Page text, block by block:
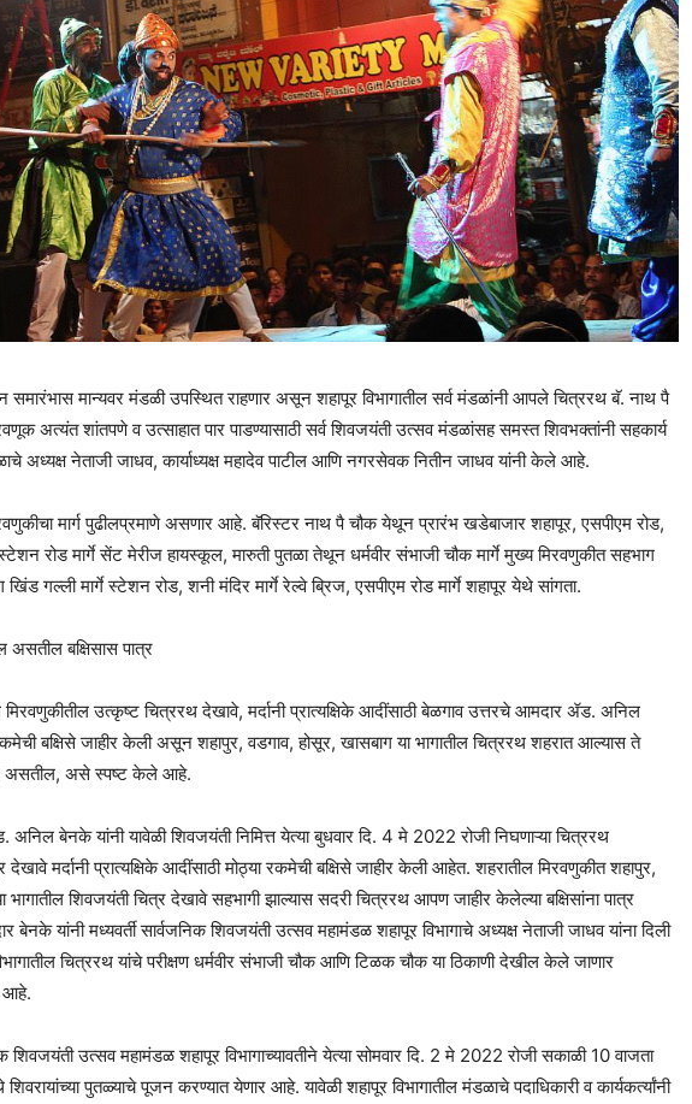
मान्यवर मंडळी उपस्थित राहणार असून शहापूर विभागातील सर्व मंडळांनी आपले चित्ररथ बॅ. नाथ पै
अत्यंत शांतपणे व उत्साहात पार पाडण्यासाठी सर्व शिवजयंती उत्सव मंडळांसह समस्त शिवभक्तांनी सहकार्य
अध्यक्ष नेताजी जाधव, कार्याध्यक्ष महादेव पाटील आणि नगरसेवक नितीन जाधव यांनी केले आहे.
मार्ग पुढीलप्रमाणे असणार आहे. बॅरिस्टर नाथ पै चौक येथून प्रारंभ खडेबाजार शहापूर, एसपीएम रोड,
रोड मार्गे सेंट मेरीज हायस्कूल, मारुती पुतळा तेथून धर्मवीर संभाजी चौक मार्गे मुख्य मिरवणुकीत सहभाग
खिंड गल्ली मार्गे स्टेशन रोड, शनी मंदिर मार्गे रेल्वे ब्रिज, एसपीएम रोड मार्गे शहापूर येथे सांगता.
असतील बक्षिसास पात्र
मिरवणुकीतील उत्कृष्ट चित्ररथ देखावे, मर्दानी प्रात्यक्षिके आदींसाठी बेळगाव उत्तरचे आमदार ॲड. अनिल
बक्षिसे जाहीर केली असून शहापुर, वडगाव, होसूर, खासबाग या भागातील चित्ररथ शहरात आल्यास ते
असतील, असे स्पष्ट केले आहे.
बेनके यांनी यावेळी शिवजयंती निमित्त येत्या बुधवार दि. 4 मे 2022 रोजी निघणाऱ्या चित्ररथ
मर्दानी प्रात्यक्षिके आदींसाठी मोठ्या रकमेची बक्षिसे जाहीर केली आहेत. शहरातील मिरवणुकीत शहापुर,
भागातील शिवजयंती चित्र देखावे सहभागी झाल्यास सदरी चित्ररथ आपण जाहीर केलेल्या बक्षिसांना पात्र
बेनके यांनी मध्यवर्ती सार्वजनिक शिवजयंती उत्सव महामंडळ शहापूर विभागाचे अध्यक्ष नेताजी जाधव यांना दिली
चित्ररथ यांचे परीक्षण धर्मवीर संभाजी चौक आणि टिळक चौक या ठिकाणी देखील केले जाणार
आहे.
शिवजयंती उत्सव महामंडळ शहापूर विभागाच्यावतीने येत्या सोमवार दि. 2 मे 2022 रोजी सकाळी 10 वाजता
पुतळ्याचे पूजन करण्यात येणार आहे. यावेळी शहापूर विभागातील मंडळाचे पदाधिकारी व कार्यकर्त्यांनी